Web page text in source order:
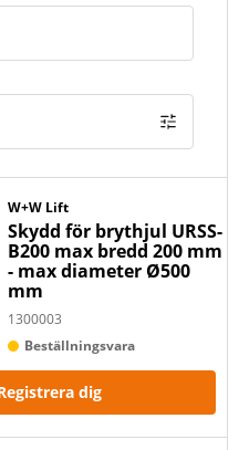
W+W Lift
Skydd för brythjul URSS-
B200 max bredd 200 mm
- max diameter Ø500
mm
1300003
Beställningsvara
dig